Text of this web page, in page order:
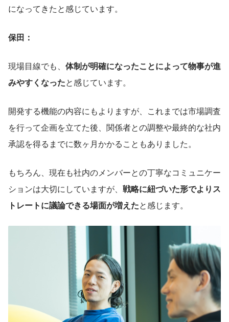
になってきたと感じています。
保田：
現場目線でも、 体制が明確になったことによって物事が進
みやすくなったと感じています。
開発する機能の内容にもよりますが、これまでは市場調査
を行って企画を立てた後、関係者との調整や最終的な社内
承認を得るまでに数ヶ月かかることもありました。
もちろん、現在も社内のメンバーとの丁寧なコミュニケー
ションは大切にしていますが、 戦略に紐づいた形でよりス
トレートに議論できる場面が増えたと感じます。